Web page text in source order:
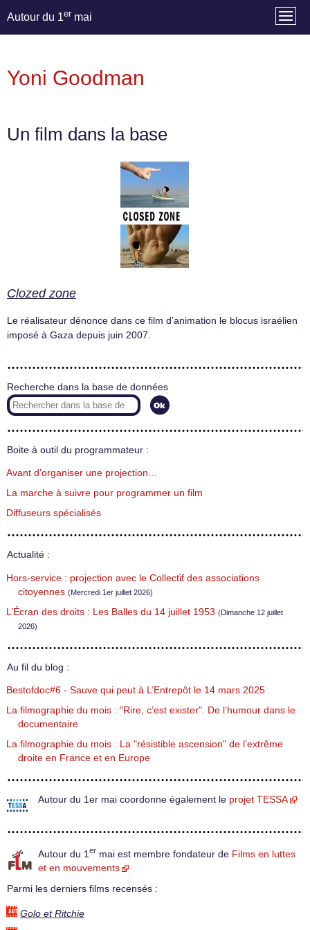
Autour du 1er mai
Yoni Goodman
Un film dans la base
Clozed zone
Le réalisateur dénonce dans ce film d’animation le blocus israélien
imposé à Gaza depuis juin 2007.
Recherche dans la base de données
Boite à outil du programmateur :
Avant d’organiser une projection…
La marche à suivre pour programmer un film
Diffuseurs spécialisés
Actualité :
Hors-service : projection avec le Collectif des associations
citoyennes (Mercredi 1er juillet 2026)
L’Écran des droits : Les Balles du 14 juillet 1953 (Dimanche 12 juillet
2026)
Au fil du blog :
Bestofdoc#6 - Sauve qui peut à L’Entrepôt le 14 mars 2025
La filmographie du mois : "Rire, c’est exister". De l’humour dans le
documentaire
La filmographie du mois : La "résistible ascension" de l’extrême
droite en France et en Europe
Autour du 1er mai coordonne également le projet TESSA
Autour du 1 er mai est membre fondateur de Films en luttes
et en mouvements
Parmi les derniers films recensés :
Golo et Ritchie